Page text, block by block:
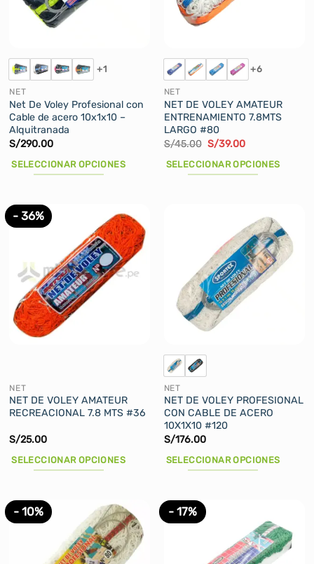
+1
NET
Net De Voley Profesional con
Cable de acero 10x1x10 –
Alquitranada
S/290.00
SELECCIONAR OPCIONES
tiene
múltiples
Las
opciones
pueden
elegir
de
producto
+6
NET
NET DE VOLEY AMATEUR
ENTRENAMIENTO 7.8MTS
LARGO #80
S/45.00 El
original
era:
S/39.00El
actual
es:
SELECCIONAR OPCIONES
opciones
pueden
elegir
la
página
de
producto
- 36%
NET
NET DE VOLEY AMATEUR
RECREACIONAL 7.8 MTS #36
S/25.00
SELECCIONAR OPCIONES
tiene
múltiples
NET
NET DE VOLEY PROFESIONAL
CON CABLE DE ACERO
10X1X10 #120
S/176.00
SELECCIONAR OPCIONES
tiene
múltiples
- 10% - 17%